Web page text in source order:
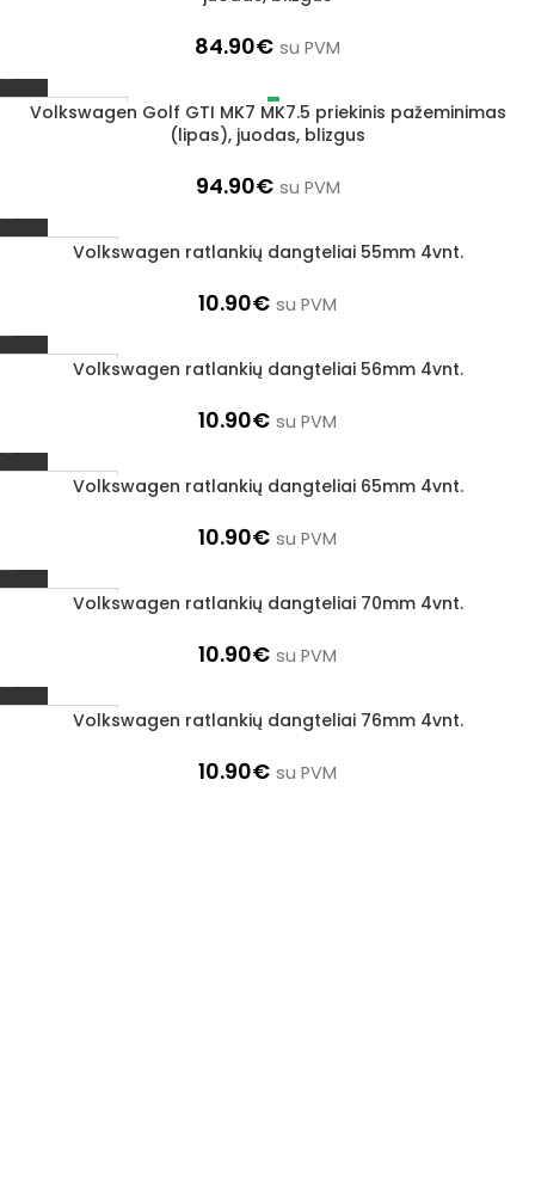
84.90€ su PVM
IŠPARDUOTA
Volkswagen Golf GTI MK7 MK7.5 priekinis pažeminimas
(lipas), juodas, blizgus
94.90€ su PVM
1–3 D. D.
Volkswagen ratlankių dangteliai 55mm 4vnt.
10.90€ su PVM
1–3 D. D.
Volkswagen ratlankių dangteliai 56mm 4vnt.
10.90€ su PVM
1–3 D. D.
Volkswagen ratlankių dangteliai 65mm 4vnt.
10.90€ su PVM
1–3 D. D.
Volkswagen ratlankių dangteliai 70mm 4vnt.
10.90€ su PVM
1–3 D. D.
Volkswagen ratlankių dangteliai 76mm 4vnt.
10.90€ su PVM